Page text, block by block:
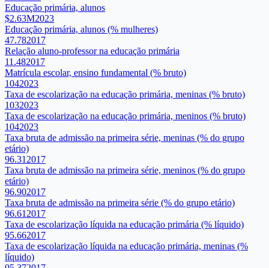
Educação primária, alunos
$2.63M2023
Educação primária, alunos (% mulheres)
47.782017
Relação aluno-professor na educação primária
11.482017
Matrícula escolar, ensino fundamental (% bruto)
1042023
Taxa de escolarização na educação primária, meninas (% bruto)
1032023
Taxa de escolarização na educação primária, meninos (% bruto)
1042023
Taxa bruta de admissão na primeira série, meninas (% do grupo
etário)
96.31 2017
Taxa bruta de admissão na primeira série, meninos (% do grupo
etário)
96.902017
Taxa bruta de admissão na primeira série (% do grupo etário)
96.61 2017
Taxa de escolarização líquida na educação primária (% líquido)
95.662017
Taxa de escolarização líquida na educação primária, meninas (%
líquido)